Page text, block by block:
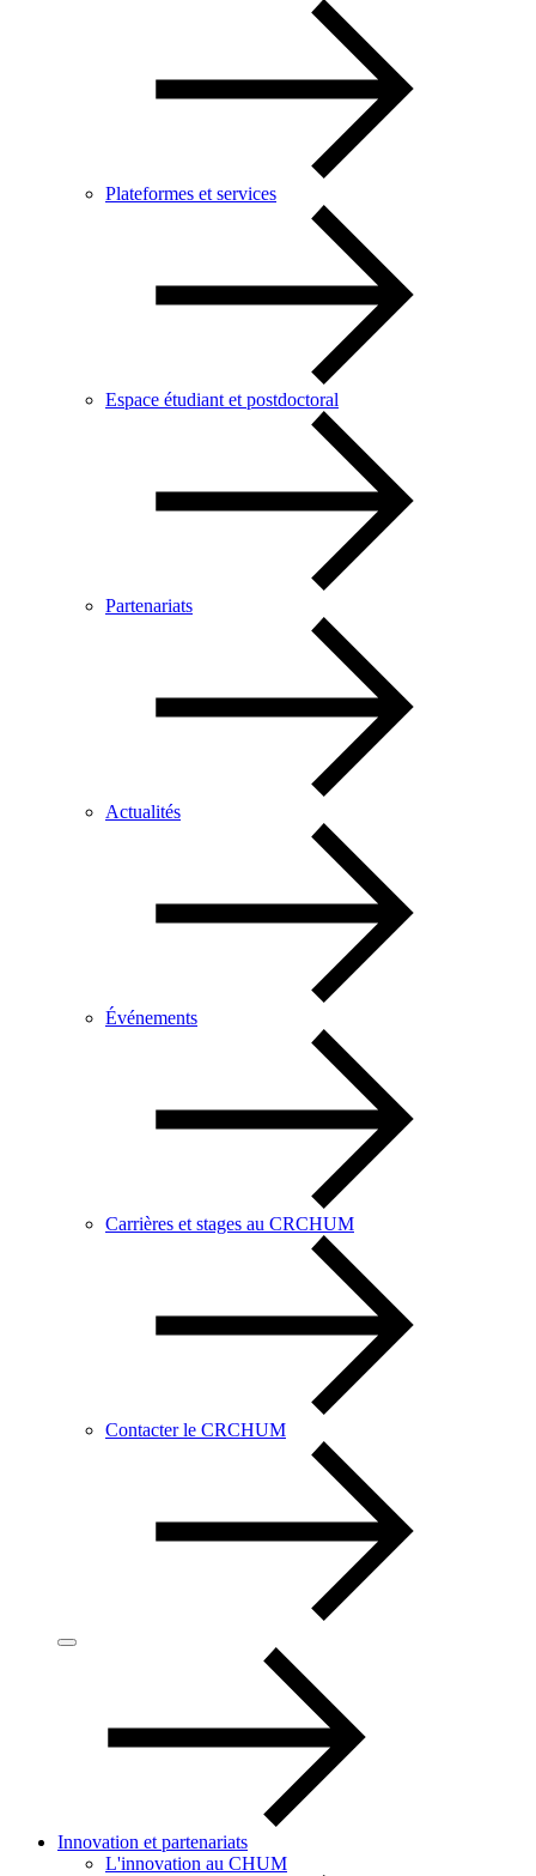
Plateformes et services
Espace étudiant et postdoctoral
Partenariats
Actualités
Événements
Carrières et stages au CRCHUM
Contacter le CRCHUM
Innovation et partenariats
L'innovation au CHUM